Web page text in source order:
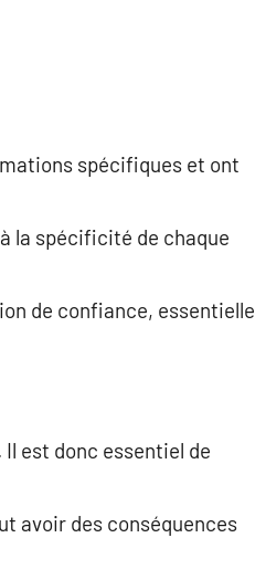
spécifiques et ont
la spécificité de chaque
de confiance, essentielle
est donc essentiel de
avoir des conséquences